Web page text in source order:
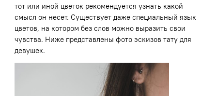
тот или иной цветок рекомендуется узнать какой
смысл он несет. Существует даже специальный язык
цветов, на котором без слов можно выразить свои
чувства. Ниже представлены фото эскизов тату для
девушек.